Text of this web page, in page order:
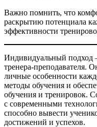
Важно помнить, что
раскрытию потенциала
эффективности
Индивидуальный подход
тренера-преподавателя.
личные особенности
методы обучения и
обучения и тренировок.
с современными
способно вывести
достижений и успехов.